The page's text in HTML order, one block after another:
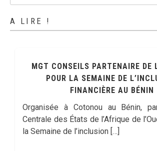
A LIRE !
MGT CONSEILS PARTENAIRE DE
POUR LA SEMAINE DE
FINANCIÈRE AU BÉNIN
Organisée à Cotonou au Bénin,
Centrale des États de l’Afrique de
la Semaine de l’inclusion […]